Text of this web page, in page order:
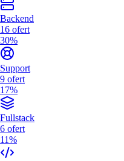
Backend
16 ofert
30%
Support
9 ofert
17%
Fullstack
6 ofert
11%